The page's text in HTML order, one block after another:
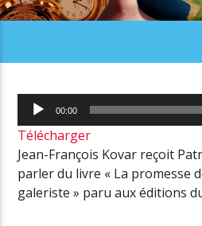
Lecteur
audio
00:00
Télécharger
Jean-François Kovar reçoit
parler du livre « La promesse
galeriste » paru aux éditions